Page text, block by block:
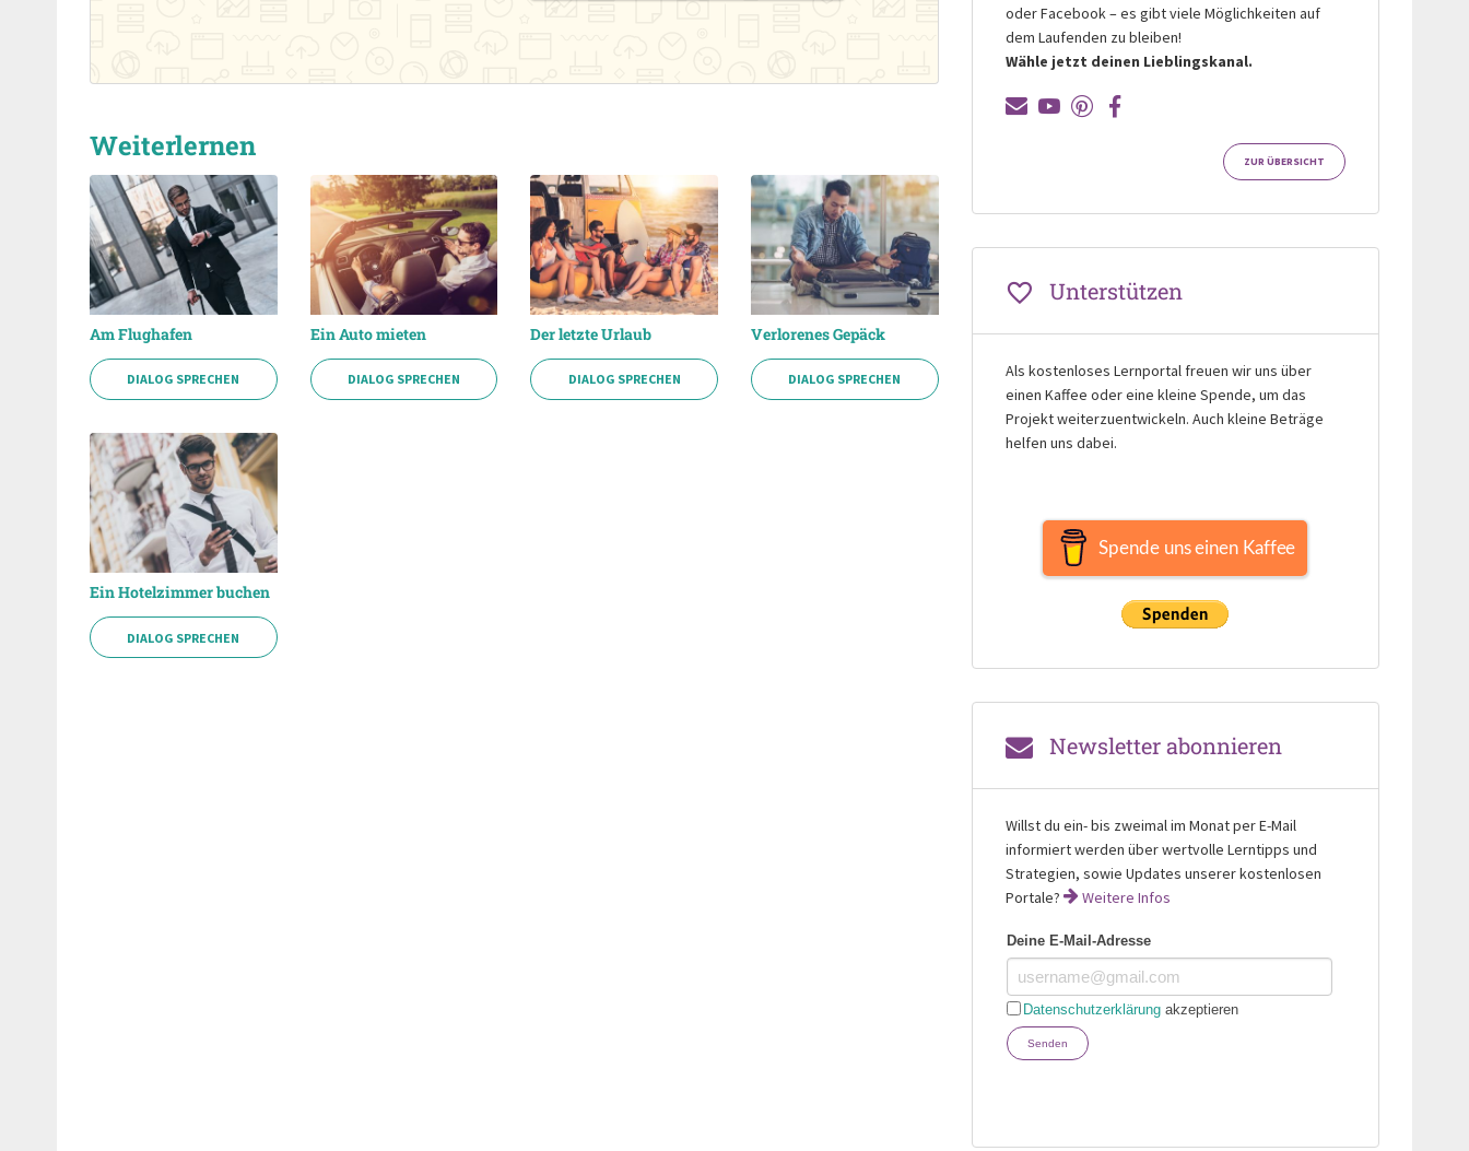
Weiterlernen
Am Flughafen
DIALOG SPRECHEN
Ein Auto mieten
DIALOG SPRECHEN
Der letzte Urlaub
DIALOG SPRECHEN
Verlorenes Gepäck
DIALOG SPRECHEN
Ein Hotelzimmer buchen
DIALOG SPRECHEN
oder Facebook – es gibt viele Möglichkeiten auf
dem Laufenden zu bleiben!
Wähle jetzt deinen Lieblingskanal.
ZUR ÜBERSICHT
Unterstützen
Als kostenloses Lernportal freuen wir uns über
einen Kaffee oder eine kleine Spende, um das
Projekt weiterzuentwickeln. Auch kleine Beträge
helfen uns dabei.
Spende uns einen Kaffee
Newsletter abonnieren
Willst du ein- bis zweimal im Monat per E-Mail
informiert werden über wertvolle Lerntipps und
Strategien, sowie Updates unserer kostenlosen
Portale?
Weitere Infos